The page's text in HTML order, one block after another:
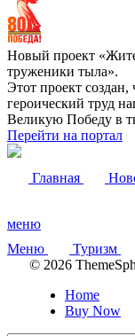
Новый проект
труженики тыла».
Этот проект создан,
героический труд
Великую Победу в
Перейти на портал
Главная
меню
Меню
Туризм
© 2026
Home
Buy Now